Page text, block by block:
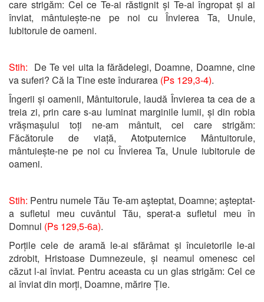
care strigăm: Cel ce Te-ai răstignit și Te-ai îngropat și ai
înviat, mântuiește-ne pe noi cu Învierea Ta, Unule,
Iubitorule de oameni.
Stih: De Te vei uita la fărădelegi, Doamne, Doamne, cine
va suferi? Că la Tine este îndurarea (Ps 129,3-4).
Îngerii și oamenii, Mântuitorule, laudă Învierea ta cea de a
treia zi, prin care s-au luminat marginile lumii, și din robia
vrășmașului toți ne-am mântuit, cei care strigăm:
Făcătorule de viață, Atotputernice Mântuitorule,
mântuiește-ne pe noi cu Învierea Ta, Unule iubitorule de
oameni.
Stih: Pentru numele Tău Te-am aşteptat, Doamne; aşteptat-
a sufletul meu cuvântul Tău, sperat-a sufletul meu în
Domnul (Ps 129,5-6a).
Porțile cele de aramă le-ai sfărâmat și încuietorile le-ai
zdrobit, Hristoase Dumnezeule, și neamul omenesc cel
căzut l-ai înviat. Pentru aceasta cu un glas strigăm: Cel ce
ai înviat din morți, Doamne, mărire Ție.